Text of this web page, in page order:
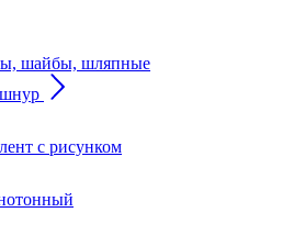
шайбы, шляпные
шнур
с рисунком